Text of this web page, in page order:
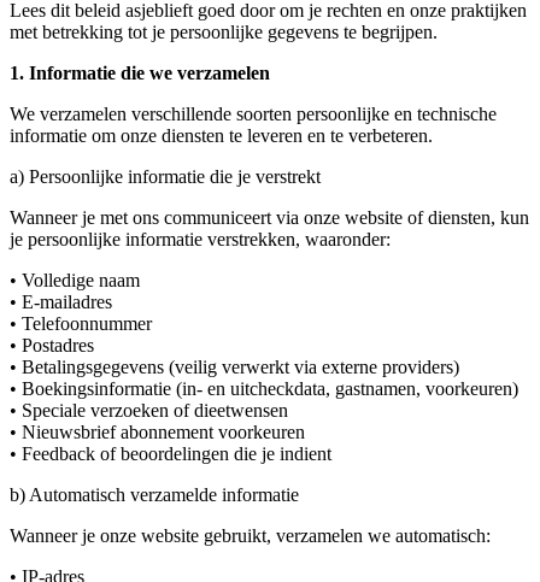
Lees dit beleid asjeblieft goed door om je rechten en onze praktijken
met betrekking tot je persoonlijke gegevens te begrijpen.
1. Informatie die we verzamelen
We verzamelen verschillende soorten persoonlijke en technische
informatie om onze diensten te leveren en te verbeteren.
a) Persoonlijke informatie die je verstrekt
Wanneer je met ons communiceert via onze website of diensten, kun
je persoonlijke informatie verstrekken, waaronder:
• Volledige naam
• E-mailadres
• Telefoonnummer
• Postadres
• Betalingsgegevens (veilig verwerkt via externe providers)
• Boekingsinformatie (in- en uitcheckdata, gastnamen, voorkeuren)
• Speciale verzoeken of dieetwensen
• Nieuwsbrief abonnement voorkeuren
• Feedback of beoordelingen die je indient
b) Automatisch verzamelde informatie
Wanneer je onze website gebruikt, verzamelen we automatisch:
• IP-adres